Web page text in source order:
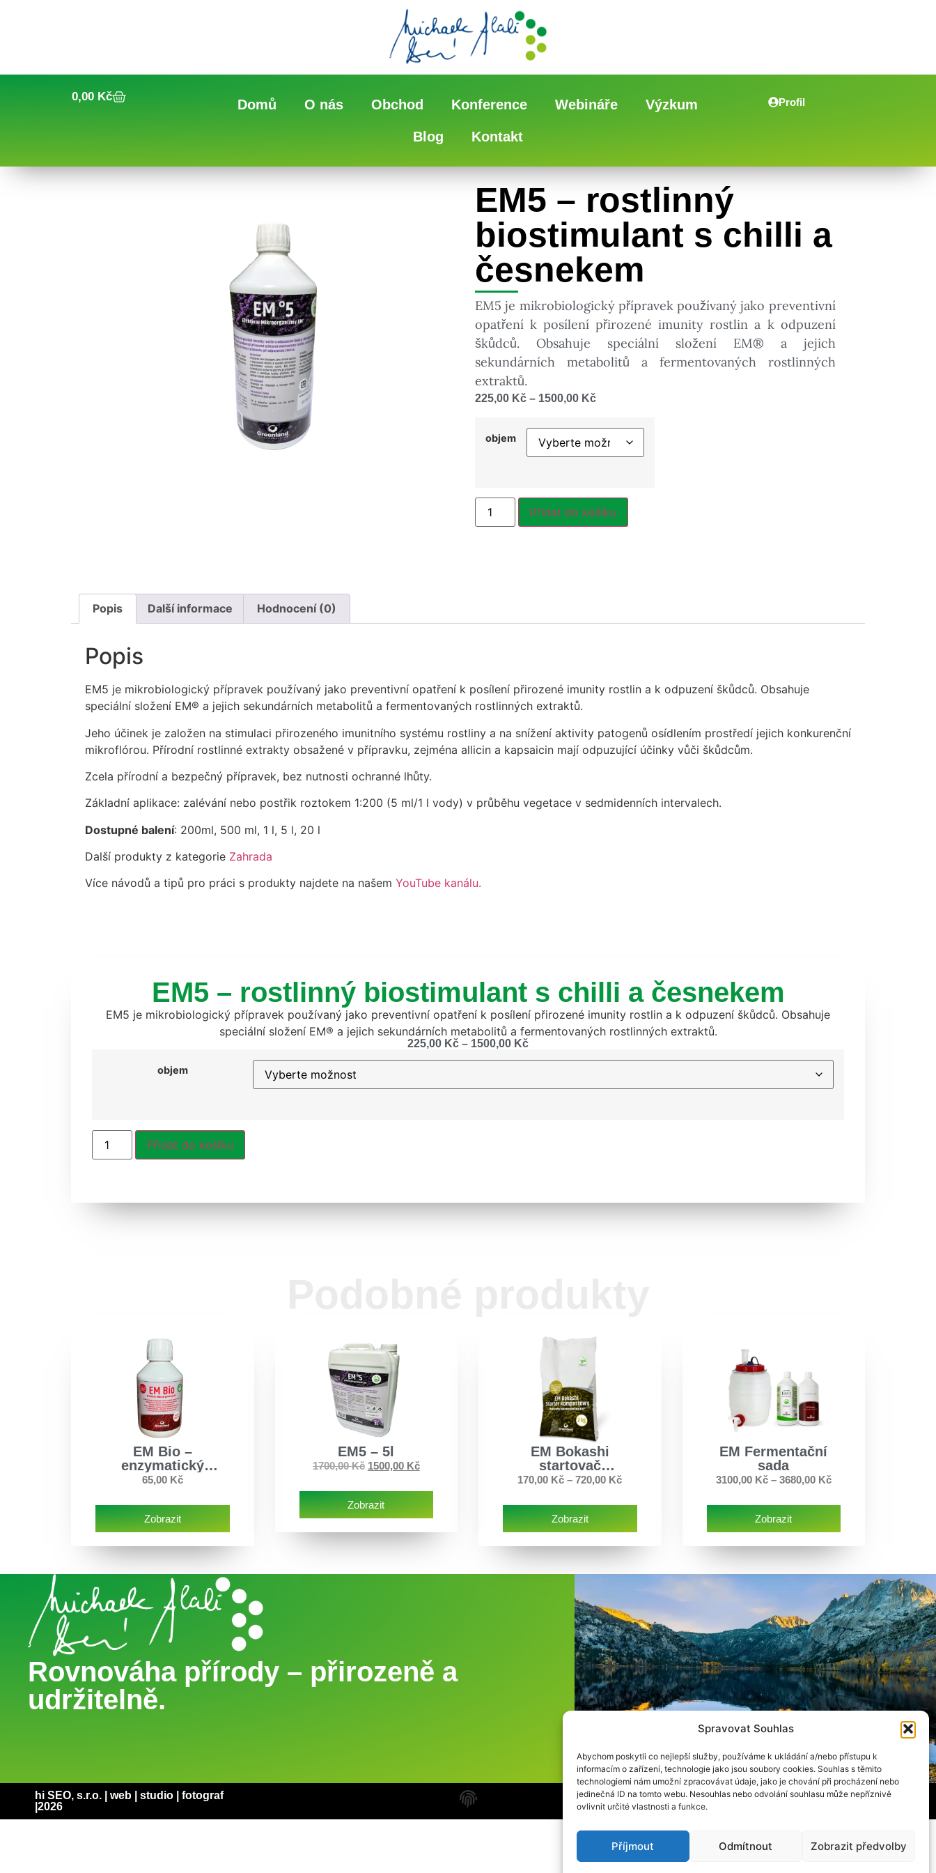
Spravovat Souhlas
Abychom poskytli co nejlepší služby, používáme k ukládání a/nebo přístupu k
informacím o zařízení, technologie jako jsou soubory cookies. Souhlas s těmito
technologiemi nám umožní zpracovávat údaje, jako je chování při procházení nebo
jedinečná ID na tomto webu. Nesouhlas nebo odvolání souhlasu může nepříznivě
ovlivnit určité vlastnosti a funkce.
Příjmout Odmítnout Zobrazit předvolby
0,00 Kč Domů O nás Obchod Konference Webináře Výzkum
Blog Kontakt
Profil
EM5 – rostlinný
biostimulant s chilli a
česnekem
EM5 je mikrobiologický přípravek používaný jako preventivní
opatření k posílení přirozené imunity rostlin a k odpuzení
škůdců. Obsahuje speciální složení EM® a jejich
sekundárních metabolitů a fermentovaných rostlinných
extraktů.
225,00 Kč – 1500,00 Kč
objem
Přidat do košíku
Popis Další informace Hodnocení (0)
Popis
EM5 je mikrobiologický přípravek používaný jako preventivní opatření k posílení přirozené imunity rostlin a k odpuzení škůdců. Obsahuje
speciální složení EM® a jejich sekundárních metabolitů a fermentovaných rostlinných extraktů.
Jeho účinek je založen na stimulaci přirozeného imunitního systému rostliny a na snížení aktivity patogenů osídlením prostředí jejich konkurenční
mikroflórou. Přírodní rostlinné extrakty obsažené v přípravku, zejména allicin a kapsaicin mají odpuzující účinky vůči škůdcům.
Zcela přírodní a bezpečný přípravek, bez nutnosti ochranné lhůty.
Základní aplikace: zalévání nebo postřik roztokem 1:200 (5 ml/1 l vody) v průběhu vegetace v sedmidenních intervalech.
Dostupné balení: 200ml, 500 ml, 1 l, 5 l, 20 l
Další produkty z kategorie Zahrada
Více návodů a tipů pro práci s produkty najdete na našem YouTube kanálu.
EM5 – rostlinný biostimulant s chilli a česnekem
EM5 je mikrobiologický přípravek používaný jako preventivní opatření k posílení přirozené imunity rostlin a k odpuzení škůdců. Obsahuje
speciální složení EM® a jejich sekundárních metabolitů a fermentovaných rostlinných extraktů.
225,00 Kč – 1500,00 Kč
objem
Přidat do košíku
EM Bio –
enzymatický
prostředek pro
65,00 Kč
Zobrazit
EM5 – 5l
1700,00Kč 1500,00 Kč
Zobrazit
EM Bokashi
startovač
kompostu
170,00 Kč – 720,00 Kč
Zobrazit
EM Fermentační
sada
3100,00 Kč – 3680,00 Kč
Zobrazit
Rovnováha přírody – přirozeně a
udržitelně.
hi SEO, s.r.o. |web |studio |fotograf
|2026
Efektivní mikroorganizmy